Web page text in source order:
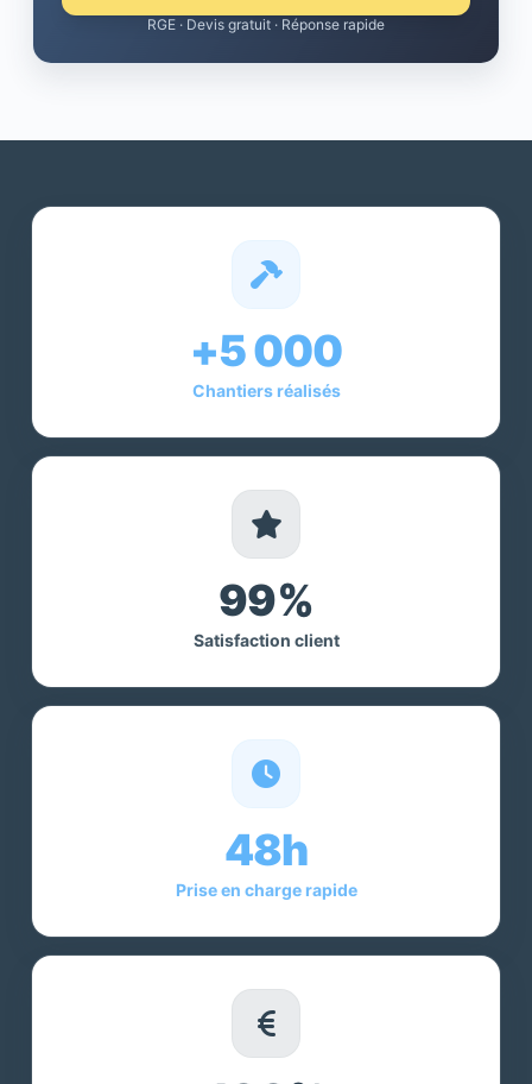
RGE · Devis gratuit · Réponse rapide
+5 000
Chantiers réalisés
99%
Satisfaction client
48h
Prise en charge rapide